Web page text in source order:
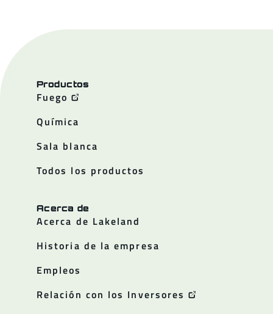
Productos
Fuego
Química
Sala blanca
Todos los productos
Acerca de
Acerca de Lakeland
Historia de la empresa
Empleos
Relación con los Inversores